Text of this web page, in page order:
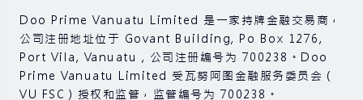
Doo Prime Vanuatu Limited 是一家持牌金融交易商，
公司注册地址位于 Govant Building, Po Box 1276,
Port Vila, Vanuatu , 公司注册编号为 700238。Doo
Prime Vanuatu Limited 受瓦努阿图金融服务委员会（
VU FSC）授权和监管，监管编号为 700238。